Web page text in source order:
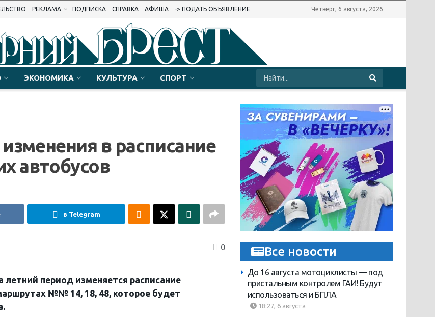
РЕКЛАМА ПОДПИСКА СПРАВКА АФИША -> ПОДАТЬ ОБЪЯВЛЕНИЕ Четверг, 6 августа, 2026
ЭКОНОМИКА КУЛЬТУРА СПОРТ
в расписание
автобусов
в Telegram
0
период изменяется расписание
№№ 14, 18, 48, которое будет
Все новости
До 16 августа мотоциклисты — под
пристальным контролем ГАИ! Будут
использоваться и БПЛА
18:27, 6 августа